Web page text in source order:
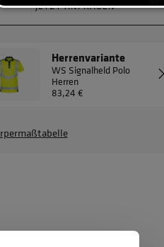
JETZT ANFRAGEN
Herrenvariante
WS Signalheld Polo
Herren
83,24 €